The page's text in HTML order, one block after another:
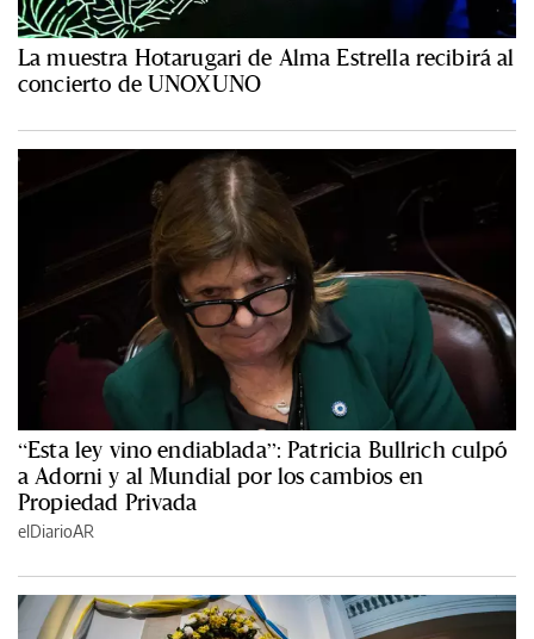
La muestra Hotarugari de Alma Estrella recibirá al
concierto de UNOXUNO
“Esta ley vino endiablada”: Patricia Bullrich culpó
a Adorni y al Mundial por los cambios en
Propiedad Privada
elDiarioAR